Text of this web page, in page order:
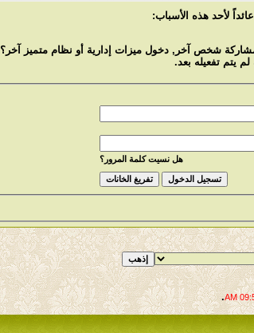
لأحد هذه الأسباب:
شخص آخر, دخول ميزات إدارية أو نظام متميز آخر؟
يتم تفعيله بعد.
هل نسيت كلمة المرور؟
09:50
.